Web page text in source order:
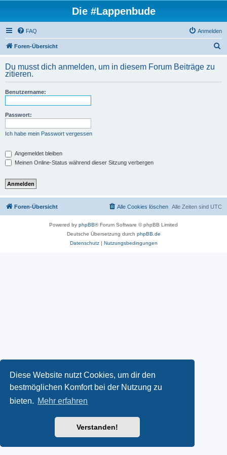
Diese Website nutzt Cookies, um dir den
bestmöglichen Komfort bei der Nutzung zu
bieten. Mehr erfahren
Verstanden!
Die #Lappenbude
FAQ Anmelden
Foren-Übersicht
h
Du musst dich anmelden, um in diesem Forum Beiträge zu
zitieren.
Benutzername:
Passwort:
Ich habe mein Passwort vergessen
Angemeldet bleiben
Meinen Online-Status während dieser Sitzung verbergen
Foren-Übersicht Alle Zeiten sind UTC
Alle Cookies löschen
Powered by phpBB® Forum Software © phpBB Limited
Deutsche Übersetzung durch phpBB.de
Datenschutz| Nutzungsbedingungen